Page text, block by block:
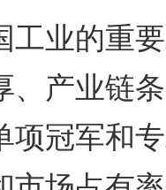
业的重要
、产业链
项冠军和